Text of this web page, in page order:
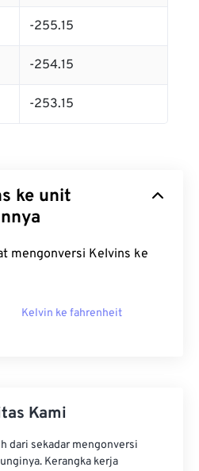
-255.15
-254.15
-253.15
ke unit
mengonversi Kelvins ke
Kelvin ke fahrenheit
Kami
dari sekadar mengonversi
Kerangka kerja